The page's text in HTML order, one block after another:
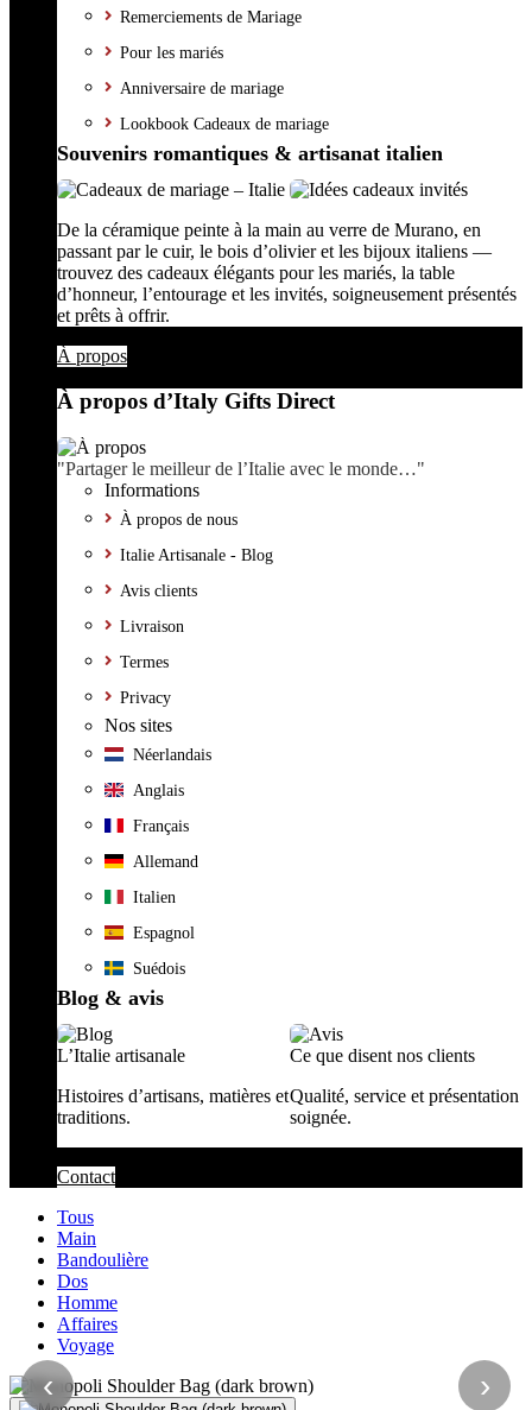
Remerciements de Mariage
Pour les mariés
Anniversaire de mariage
Lookbook Cadeaux de mariage
Souvenirs romantiques & artisanat italien
De la céramique peinte à la main au verre de Murano, en
passant par le cuir, le bois d’olivier et les bijoux italiens —
trouvez des cadeaux élégants pour les mariés, la table
d’honneur, l’entourage et les invités, soigneusement présentés
et prêts à offrir.
À propos
À propos d’Italy Gifts Direct
"Partager le meilleur de l’Italie avec le monde…"
Informations
À propos de nous
Italie Artisanale - Blog
Avis clients
Livraison
Termes
Privacy
Nos sites
Néerlandais
Anglais
Français
Allemand
Italien
Espagnol
Suédois
Blog & avis
L’Italie artisanale
Histoires d’artisans, matières et
traditions.
Ce que disent nos clients
Qualité, service et présentation
soignée.
Contact
Tous
Main
Bandoulière
Dos
Homme
Affaires
Voyage
‹ ›